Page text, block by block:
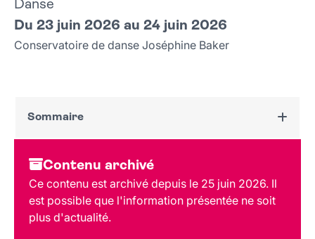
Danse
Du 23 juin 2026 au 24 juin 2026
Conservatoire de danse Joséphine Baker
Sommaire
Dates et horaires
Au programme
Tarif et réservation
Public
Lieu et contact
Contenu archivé
Ce contenu est archivé depuis le 25 juin 2026. Il
est possible que l'information présentée ne soit
plus d'actualité.